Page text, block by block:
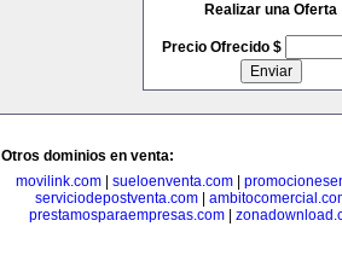
Realizar una Oferta
Precio Ofrecido $
Otros dominios en venta:
movilink.com
sueloenventa.com
serviciodepostventa.com
prestamosparaempresas.com